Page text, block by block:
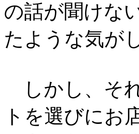
の話が聞けな
たような気が
しかし、そ
トを選びにお